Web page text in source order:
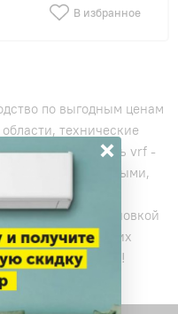
В избранное
по выгодным ценам
технические
Вы можете купить vrf -
оплатить наличными,
сейчас. Наш
поможет с установкой
заботимся о наших
до 10 лет!
×